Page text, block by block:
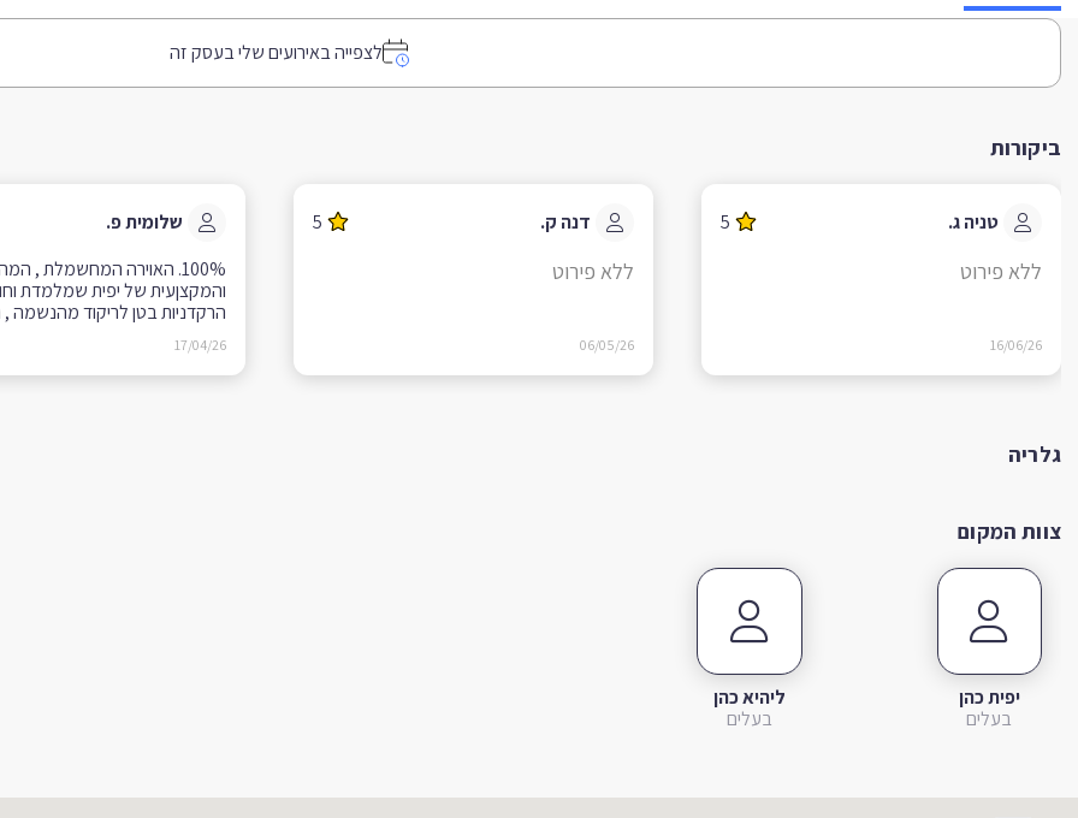
לצפייה באירועים שלי בעסק זה
ביקורות
טניה ג. 5
ללא פירוט
16/06/26
דנה ק. 5
ללא פירוט
06/05/26
שלומית פ.
100%. האוירה המחשמלת ,
והמקצןעית של יפית שמלמדת
הרקדניות בטן לריקוד מהנשמה ,
כריזמה , השראה מלאה
מרליקה ,
17/04/26
גלריה
צוות המקום
יפית כהן
בעלים
ליהיא כהן
בעלים